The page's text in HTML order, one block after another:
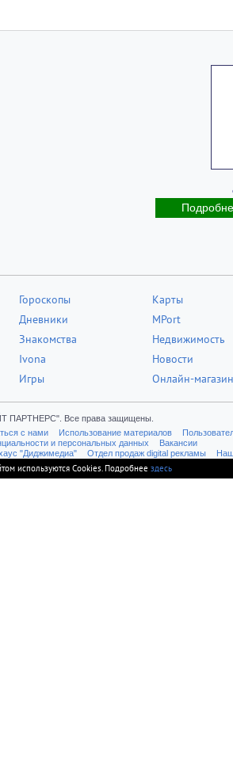
Гороскопы
Дневники
Знакомства
Ivona
Игры
Карты
MPort
Недвижимость
Новости
Онлайн-магазин
ПАРТНЕРС". Все права защищены.
с нами Использование материалов
и персональных данных
Вакансии
"Диджимедиа" Отдел продаж digital рекламы
используются Cookies. Подробнее здесь